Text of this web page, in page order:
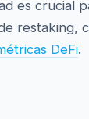
es crucial
restaking,
DeFi.